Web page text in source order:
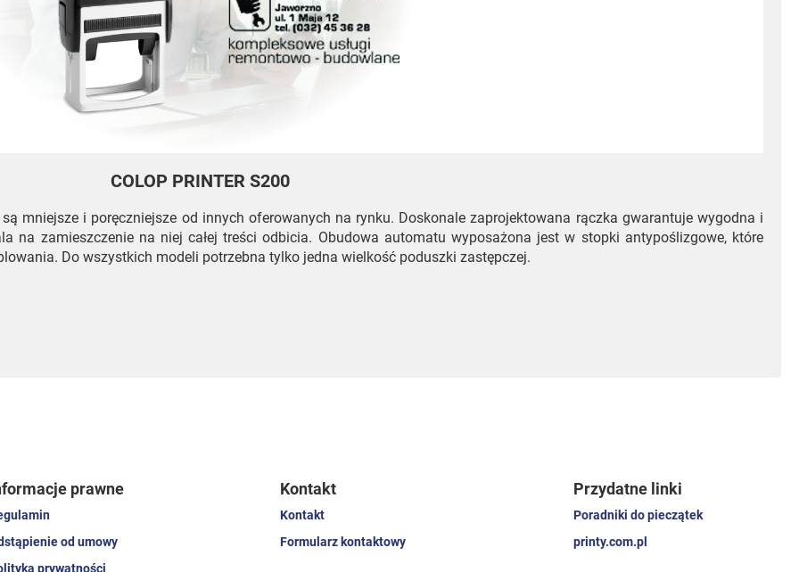
COLOP PRINTER S200
mniejsze i poręczniejsze od innych oferowanych na rynku. Doskonale zaprojektowana rączka gwarantuje wygodna i
na zamieszczenie na niej całej treści odbicia. Obudowa automatu wyposażona jest w stopki antypoślizgowe, które
Do wszystkich modeli potrzebna tylko jedna wielkość poduszki zastępczej.
prawne
od umowy
prywatności
Kontakt
Kontakt
Formularz kontaktowy
Przydatne linki
Poradniki do pieczątek
printy.com.pl